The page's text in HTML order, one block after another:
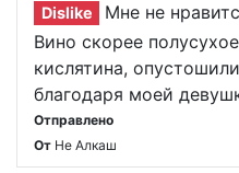
Dislike
Мне не
Вино скорее
кислятина,
благодаря моей
Отправлено
От Не Алкаш